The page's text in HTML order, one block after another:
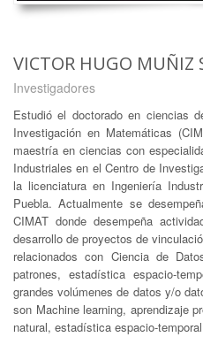
VICTOR HUGO MUÑIZ
Investigadores
Estudió el doctorado en ciencias
Investigación en Matemáticas
maestría en ciencias con
Industriales en el Centro de
la licenciatura en Ingeniería
Puebla. Actualmente se
CIMAT donde desempeña
desarrollo de proyectos de
relacionados con Ciencia de
patrones, estadística espacio-
grandes volúmenes de datos y/o
son Machine learning, aprendizaje
natural, estadística espacio-